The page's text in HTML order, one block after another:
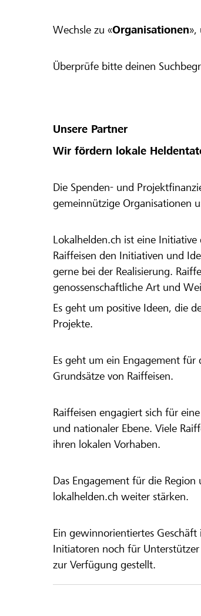
Wechsle zu «Organisationen»,
Überprüfe bitte deinen
Unsere Partner
Wir fördern lokale
Die Spenden- und
gemeinnützige Organisationen
Lokalhelden.ch ist eine
Raiffeisen den Initiativen und
gerne bei der Realisierung.
genossenschaftliche Art und
Es geht um positive Ideen, die
Projekte.
Es geht um ein Engagement für
Grundsätze von Raiffeisen.
Raiffeisen engagiert sich für
und nationaler Ebene. Viele
ihren lokalen Vorhaben.
Das Engagement für die
lokalhelden.ch weiter stärken.
Ein gewinnorientiertes
Initiatoren noch für
zur Verfügung gestellt.